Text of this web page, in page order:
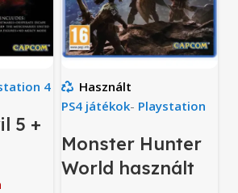
4
5 +
Használt
PS4 játékok- Playstation
Monster Hunter
World használt